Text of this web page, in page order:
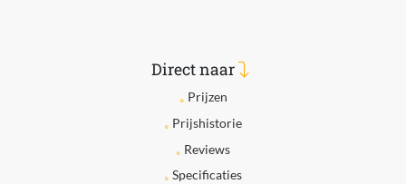
Direct naar
Prijzen
Prijshistorie
Reviews
Specificaties